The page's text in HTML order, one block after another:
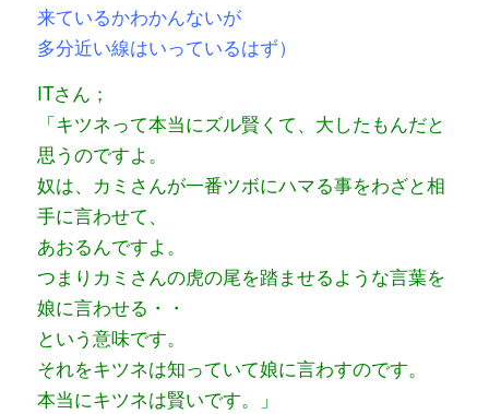
来ているかわかんないが
多分近い線はいっているはず）
ITさん；
「キツネって本当にズル賢くて、大したもんだと
思うのですよ。
奴は、カミさんが一番ツボにハマる事をわざと相
手に言わせて、
あおるんですよ。
つまりカミさんの虎の尾を踏ませるような言葉を
娘に言わせる・・
という意味です。
それをキツネは知っていて娘に言わすのです。
本当にキツネは賢いです。」